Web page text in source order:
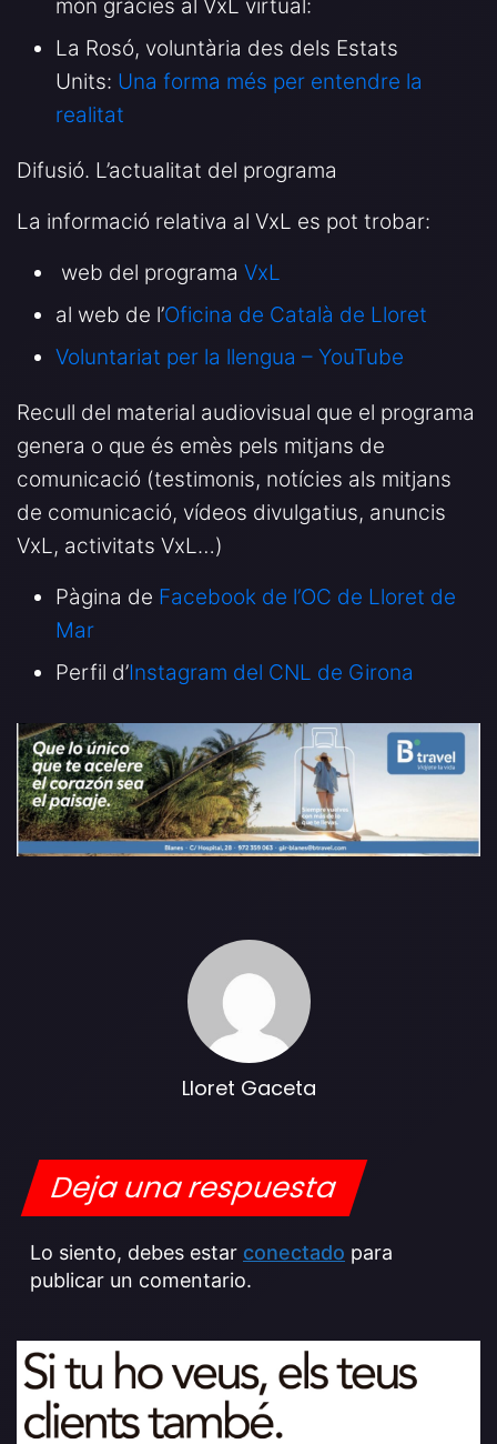
món gràcies al VxL virtual:
La Rosó, voluntària des dels Estats
Units: Una forma més per entendre la
realitat
Difusió. L’actualitat del programa
La informació relativa al VxL es pot trobar:
web del programa VxL
al web de l’Oficina de Català de Lloret
Voluntariat per la llengua – YouTube
Recull del material audiovisual que el programa
genera o que és emès pels mitjans de
comunicació (testimonis, notícies als mitjans
de comunicació, vídeos divulgatius, anuncis
VxL, activitats VxL…)
Pàgina de Facebook de l’OC de Lloret de
Mar
Perfil d’Instagram del CNL de Girona
Lloret Gaceta
Deja una respuesta
Lo siento, debes estar conectado para
publicar un comentario.